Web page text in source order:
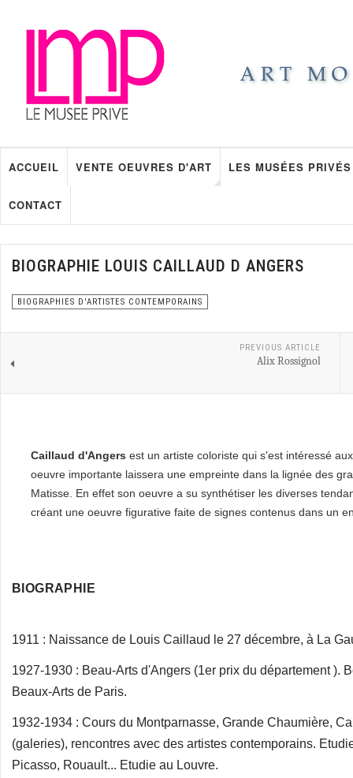
ACCUEIL VENTE OEUVRES D'ART LES MUSÉES PRIVÉS
CONTACT
BIOGRAPHIE LOUIS CAILLAUD D ANGERS
BIOGRAPHIES D'ARTISTES CONTEMPORAINS
PREVIOUS ARTICLE
Alix Rossignol
Caillaud d'Angers est un artiste coloriste qui s'est intéressé
oeuvre importante laissera une empreinte dans la lignée des
Matisse. En effet son oeuvre a su synthétiser les diverses
créant une oeuvre figurative faite de signes contenus dans un
BIOGRAPHIE
1911 : Naissance de Louis Caillaud le 27 décembre, à La
1927-1930 : Beau-Arts d'Angers (1er prix du département ).
Beaux-Arts de Paris.
1932-1934 : Cours du Montparnasse, Grande Chaumière,
(galeries), rencontres avec des artistes contemporains.
Picasso, Rouault... Etudie au Louvre.